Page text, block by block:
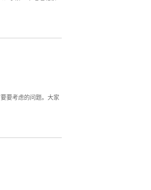
能多的将室外自然景
办公室装修布置要
四、一些其他的注意
性需求元素，在保证
要考虑的问题。大家
实际使用功能区的合
各个方面去平衡融
的同时，也要彰显